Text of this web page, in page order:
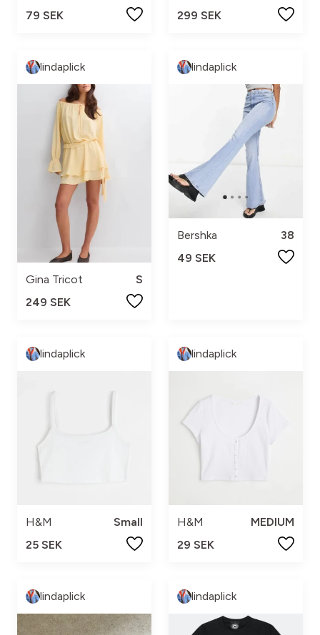
79 SEK
299 SEK
lindaplick
Gina Tricot
S
249 SEK
lindaplick
Bershka
38
49 SEK
lindaplick
H&M
Small
25 SEK
lindaplick
H&M
MEDIUM
29 SEK
lindaplick lindaplick